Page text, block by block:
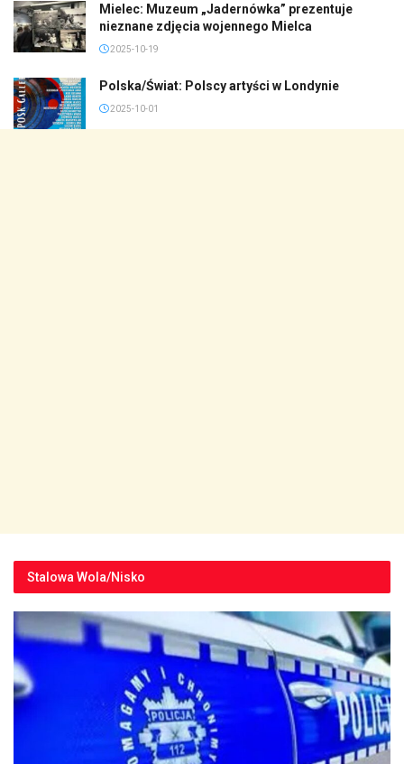
Mielec: Muzeum „Jadernówka” prezentuje
nieznane zdjęcia wojennego Mielca
2025-10-19
Polska/Świat: Polscy artyści w Londynie
2025-10-01
Stalowa Wola/Nisko